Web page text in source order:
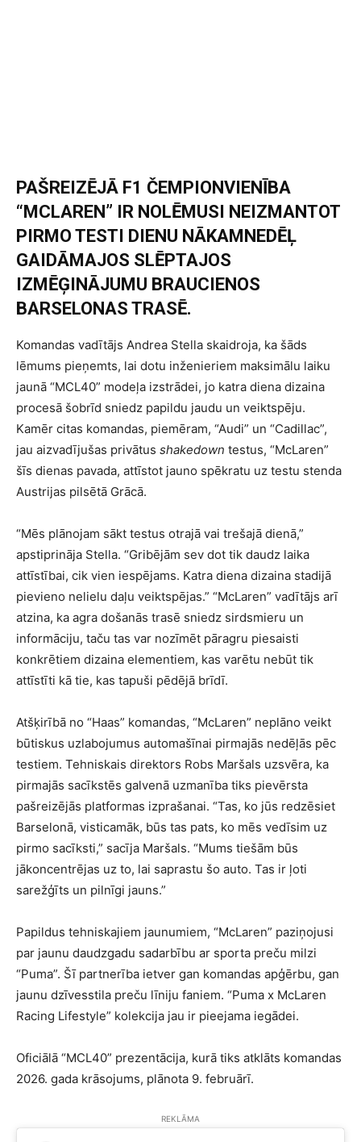
PAŠREIZĒJĀ F1 ČEMPIONVIENĪBA
“MCLAREN” IR NOLĒMUSI NEIZMANTOT
PIRMO TESTI DIENU NĀKAMNEDĒĻ
GAIDĀMAJOS SLĒPTAJOS
IZMĒĢINĀJUMU BRAUCIENOS
BARSELONAS TRASĒ.
Komandas vadītājs Andrea Stella skaidroja, ka šāds
lēmums pieņemts, lai dotu inženieriem maksimālu laiku
jaunā “MCL40” modeļa izstrādei, jo katra diena dizaina
procesā šobrīd sniedz papildu jaudu un veiktspēju.
Kamēr citas komandas, piemēram, “Audi” un “Cadillac”,
jau aizvadījušas privātus shakedown testus, “McLaren”
šīs dienas pavada, attīstot jauno spēkratu uz testu stenda
Austrijas pilsētā Grācā.
“Mēs plānojam sākt testus otrajā vai trešajā dienā,”
apstiprināja Stella. “Gribējām sev dot tik daudz laika
attīstībai, cik vien iespējams. Katra diena dizaina stadijā
pievieno nelielu daļu veiktspējas.” “McLaren” vadītājs arī
atzina, ka agra došanās trasē sniedz sirdsmieru un
informāciju, taču tas var nozīmēt pāragru piesaisti
konkrētiem dizaina elementiem, kas varētu nebūt tik
attīstīti kā tie, kas tapuši pēdējā brīdī.
Atšķirībā no “Haas” komandas, “McLaren” neplāno veikt
būtiskus uzlabojumus automašīnai pirmajās nedēļās pēc
testiem. Tehniskais direktors Robs Maršals uzsvēra, ka
pirmajās sacīkstēs galvenā uzmanība tiks pievērsta
pašreizējās platformas izprašanai. “Tas, ko jūs redzēsiet
Barselonā, visticamāk, būs tas pats, ko mēs vedīsim uz
pirmo sacīksti,” sacīja Maršals. “Mums tiešām būs
jākoncentrējas uz to, lai saprastu šo auto. Tas ir ļoti
sarežģīts un pilnīgi jauns.”
Papildus tehniskajiem jaunumiem, “McLaren” paziņojusi
par jaunu daudzgadu sadarbību ar sporta preču milzi
“Puma”. Šī partnerība ietver gan komandas apģērbu, gan
jaunu dzīvesstila preču līniju faniem. “Puma x McLaren
Racing Lifestyle” kolekcija jau ir pieejama iegādei.
Oficiālā “MCL40” prezentācija, kurā tiks atklāts komandas
2026. gada krāsojums, plānota 9. februārī.
REKLĀMA